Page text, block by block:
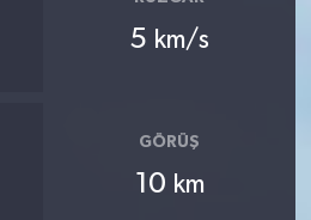
5 km/s
GÖRÜŞ
10 km